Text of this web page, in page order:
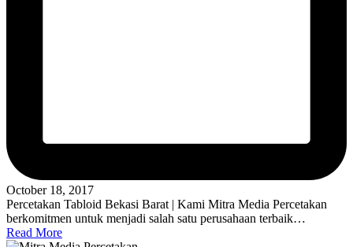
October 18, 2017
Percetakan Tabloid Bekasi Barat | Kami Mitra Media Percetakan
berkomitmen untuk menjadi salah satu perusahaan terbaik…
Read More